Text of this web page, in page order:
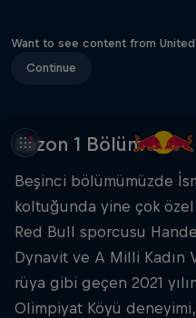
Want to see content from
Continue
Sezon 1 Bölüm 5
Beşinci bölümümüzde
koltuğunda yine çok
Red Bull sporcusu Hande
Dynavit ve A Milli Kadın
rüya gibi geçen 2021
Olimpiyat Köyü deneyimi,